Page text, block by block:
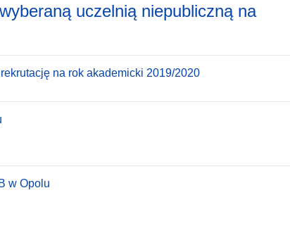
uczelnią niepubliczną na
na rok akademicki 2019/2020
w Opolu